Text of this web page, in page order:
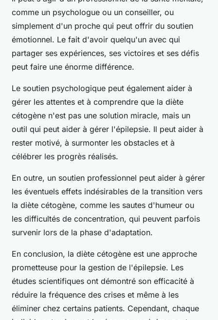
comme un psychologue ou un conseiller, ou
simplement d'un proche qui peut offrir du soutien
émotionnel. Le fait d'avoir quelqu'un avec qui
partager ses expériences, ses victoires et ses défis
peut faire une énorme différence.
Le soutien psychologique peut également aider à
gérer les attentes et à comprendre que la diète
cétogène n'est pas une solution miracle, mais un
outil qui peut aider à gérer l'épilepsie. Il peut aider à
rester motivé, à surmonter les obstacles et à
célébrer les progrès réalisés.
En outre, un soutien professionnel peut aider à gérer
les éventuels effets indésirables de la transition vers
la diète cétogène, comme les sautes d'humeur ou
les difficultés de concentration, qui peuvent parfois
survenir lors de la phase d'adaptation.
En conclusion, la diète cétogène est une approche
prometteuse pour la gestion de l'épilepsie. Les
études scientifiques ont démontré son efficacité à
réduire la fréquence des crises et même à les
éliminer chez certains patients. Cependant, chaque